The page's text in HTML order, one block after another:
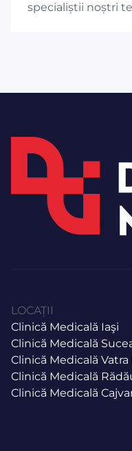
specialiștii noștri
LOCAȚII
Clinică Medicală Iaşi
Clinică Medicală
Clinică Medicală
Clinică Medicală
Clinică Medicală